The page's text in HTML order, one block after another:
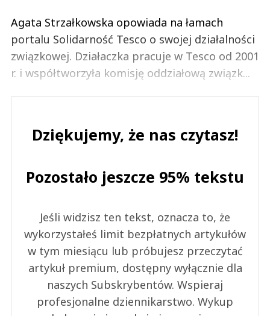
Agata Strzałkowska opowiada na łamach
portalu Solidarność Tesco o swojej działalności
związkowej. Działaczka pracuje w Tesco od 2001
r. i współtworzyła komisję oddziałową związk...
Dziękujemy, że nas czytasz!
Pozostało jeszcze 95% tekstu
Jeśli widzisz ten tekst, oznacza to, że
wykorzystałeś limit bezpłatnych artykułów
w tym miesiącu lub próbujesz przeczytać
artykuł premium, dostępny wyłącznie dla
naszych Subskrybentów. Wspieraj
profesjonalne dziennikarstwo. Wykup